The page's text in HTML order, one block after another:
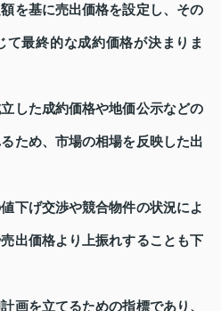
を基に売出価格を設定し、その
て最終的な成約価格が決まりま
した成約価格や地価公示などの
ため、市場の相場を反映した出
下げ交渉や競合物件の状況によ
出価格より上振れすることも下
画を立てるための指標であり、